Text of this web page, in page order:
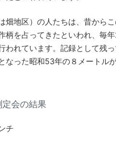
畑地区）の人たちは、昔から
柄を占ってきたといわれ、毎年
われています。記録として残
なった昭和53年の８メートル
定会の結果
チ